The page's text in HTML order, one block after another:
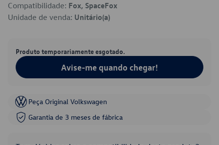
Compatibilidade: Fox, SpaceFox
Unidade de venda: Unitário(a)
Produto temporariamente esgotado.
Avise-me quando chegar!
Peça Original Volkswagen
Garantia de 3 meses de fábrica